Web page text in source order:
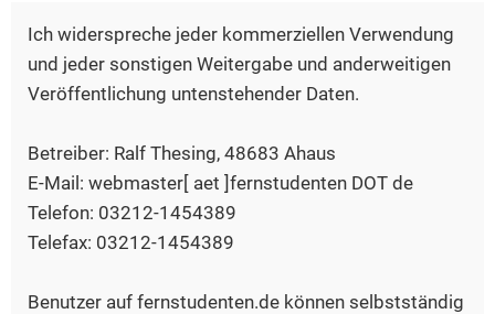
Ich widerspreche jeder kommerziellen Verwendung
und jeder sonstigen Weitergabe und anderweitigen
Veröffentlichung untenstehender Daten.
Betreiber: Ralf Thesing, 48683 Ahaus
E-Mail: webmaster[ aet ]fernstudenten DOT de
Telefon: 03212-1454389
Telefax: 03212-1454389
Benutzer auf fernstudenten.de können selbstständig